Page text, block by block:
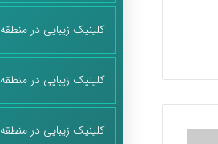
کلینیک زیبایی در منطقه 13
کلینیک زیبایی در منطقه 14
کلینیک زیبایی در منطقه 15